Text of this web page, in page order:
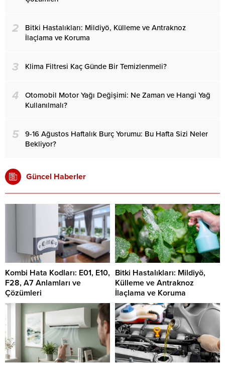
2
Bitki Hastalıkları: Mildiyö, Külleme ve Antraknoz
İlaçlama ve Koruma
3 Klima Filtresi Kaç Günde Bir Temizlenmeli?
4
Otomobil Motor Yağı Değişimi: Ne Zaman ve Hangi Yağ
Kullanılmalı?
5
9-16 Ağustos Haftalık Burç Yorumu: Bu Hafta Sizi Neler
Bekliyor?
Güncel Haberler
Kombi Hata Kodları: E01, E10,
F28, A7 Anlamları ve
Çözümleri
Bitki Hastalıkları: Mildiyö,
Külleme ve Antraknoz
İlaçlama ve Koruma